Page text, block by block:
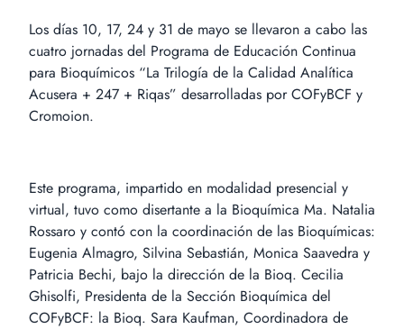
Los días 10, 17, 24 y 31 de mayo se llevaron a cabo las
cuatro jornadas del Programa de Educación Continua
para Bioquímicos “La Trilogía de la Calidad Analítica
Acusera + 247 + Riqas” desarrolladas por COFyBCF y
Cromoion.
Este programa, impartido en modalidad presencial y
virtual, tuvo como disertante a la Bioquímica Ma. Natalia
Rossaro y contó con la coordinación de las Bioquímicas:
Eugenia Almagro, Silvina Sebastián, Monica Saavedra y
Patricia Bechi, bajo la dirección de la Bioq. Cecilia
Ghisolfi, Presidenta de la Sección Bioquímica del
COFyBCF: la Bioq. Sara Kaufman, Coordinadora de